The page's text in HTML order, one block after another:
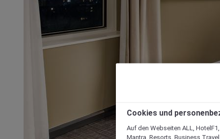
Cookies und
Auf den Webseiten ALL,
Mantra, Resorts, Business